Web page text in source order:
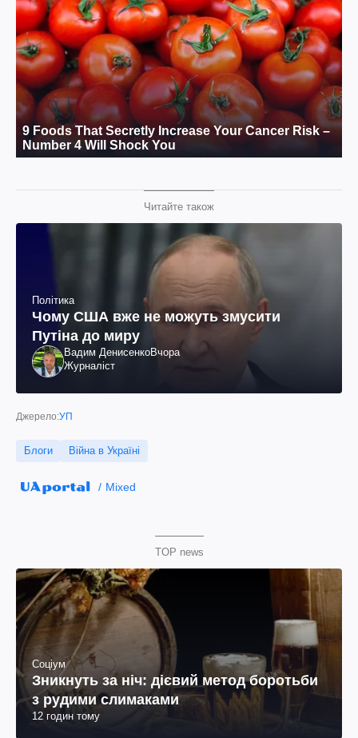
Читайте також
Політика
Чому США вже не можуть змусити
Путіна до миру
Вадим ДенисенкоВчора
Журналіст
Джерело:УП
Блоги Війна в Україні
Mixed
TOP news
Соціум
Зникнуть за ніч: дієвий метод боротьби
з рудими слимаками
12 годин тому